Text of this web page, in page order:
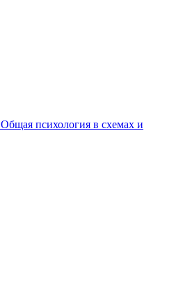
Общая психология в схемах и